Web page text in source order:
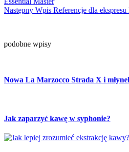
Następny Wpis Referencje dla
podobne wpisy
Nowa La Marzocco Strada X i
Jak zaparzyć kawę w syphonie?